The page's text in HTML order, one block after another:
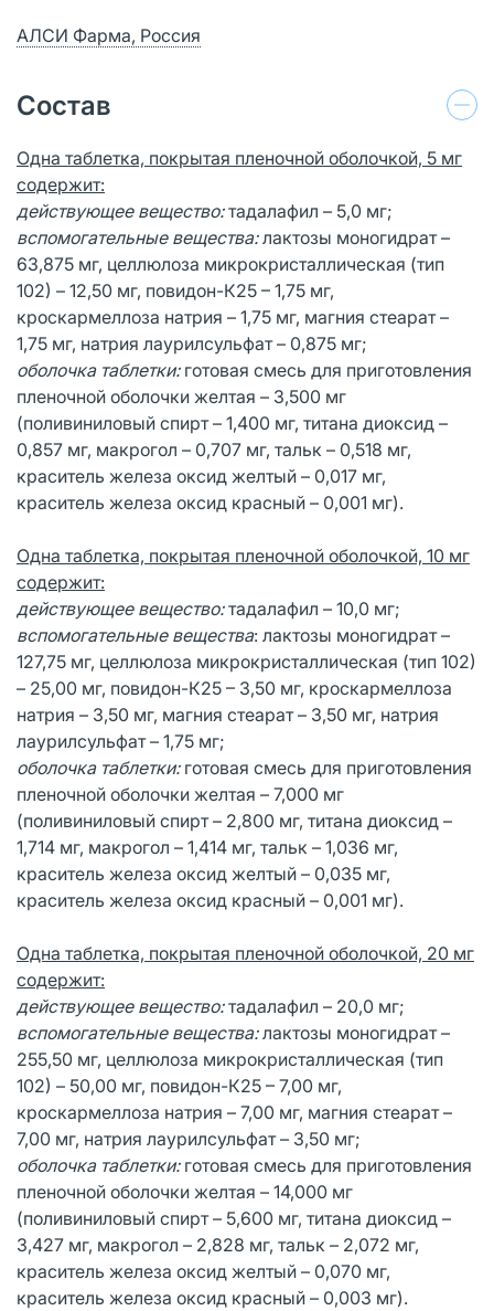
АЛСИ Фарма, Россия
Состав
Одна таблетка, покрытая пленочной оболочкой, 5 мг
содержит:
действующее вещество:тадалафил – 5,0 мг;
вспомогательные вещества:лактозы моногидрат –
63,875 мг, целлюлоза микрокристаллическая (тип
102) – 12,50 мг, повидон-К25 – 1,75 мг,
кроскармеллоза натрия – 1,75 мг, магния стеарат –
1,75 мг, натрия лаурилсульфат – 0,875 мг;
оболочка таблетки: готовая смесь для приготовления
пленочной оболочки желтая – 3,500 мг
(поливиниловый спирт – 1,400 мг, титана диоксид –
0,857 мг, макрогол – 0,707 мг, тальк – 0,518 мг,
краситель железа оксид желтый – 0,017 мг,
краситель железа оксид красный – 0,001 мг).
Одна таблетка, покрытая пленочной оболочкой, 10 мг
содержит:
действующее вещество:тадалафил – 10,0 мг;
вспомогательные вещества: лактозы моногидрат –
127,75 мг, целлюлоза микрокристаллическая (тип 102)
– 25,00 мг, повидон-К25 – 3,50 мг, кроскармеллоза
натрия – 3,50 мг, магния стеарат – 3,50 мг, натрия
лаурилсульфат – 1,75 мг;
оболочка таблетки:готовая смесь для приготовления
пленочной оболочки желтая – 7,000 мг
(поливиниловый спирт – 2,800 мг, титана диоксид –
1,714 мг, макрогол – 1,414 мг, тальк – 1,036 мг,
краситель железа оксид желтый – 0,035 мг,
краситель железа оксид красный – 0,001 мг).
Одна таблетка, покрытая пленочной оболочкой, 20 мг
содержит:
действующее вещество:тадалафил – 20,0 мг;
вспомогательные вещества:лактозы моногидрат –
255,50 мг, целлюлоза микрокристаллическая (тип
102) – 50,00 мг, повидон-К25 – 7,00 мг,
кроскармеллоза натрия – 7,00 мг, магния стеарат –
7,00 мг, натрия лаурилсульфат – 3,50 мг;
оболочка таблетки:готовая смесь для приготовления
пленочной оболочки желтая – 14,000 мг
(поливиниловый спирт – 5,600 мг, титана диоксид –
3,427 мг, макрогол – 2,828 мг, тальк – 2,072 мг,
краситель железа оксид желтый – 0,070 мг,
краситель железа оксид красный – 0,003 мг).